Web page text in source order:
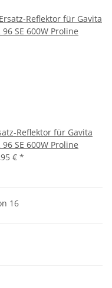
Reflektor für Gavita
96 SE 600W Proline
€ *
16